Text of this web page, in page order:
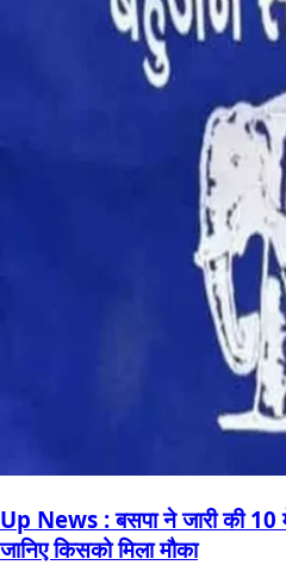
Up News : बसपा ने जारी की 10
जानिए किसको मिला मौका